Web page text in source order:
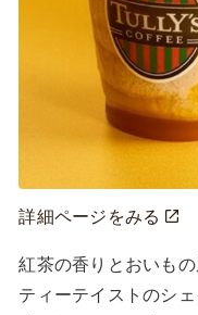
詳細ページをみる
紅茶の香りとおいも
ティーテイストのシ